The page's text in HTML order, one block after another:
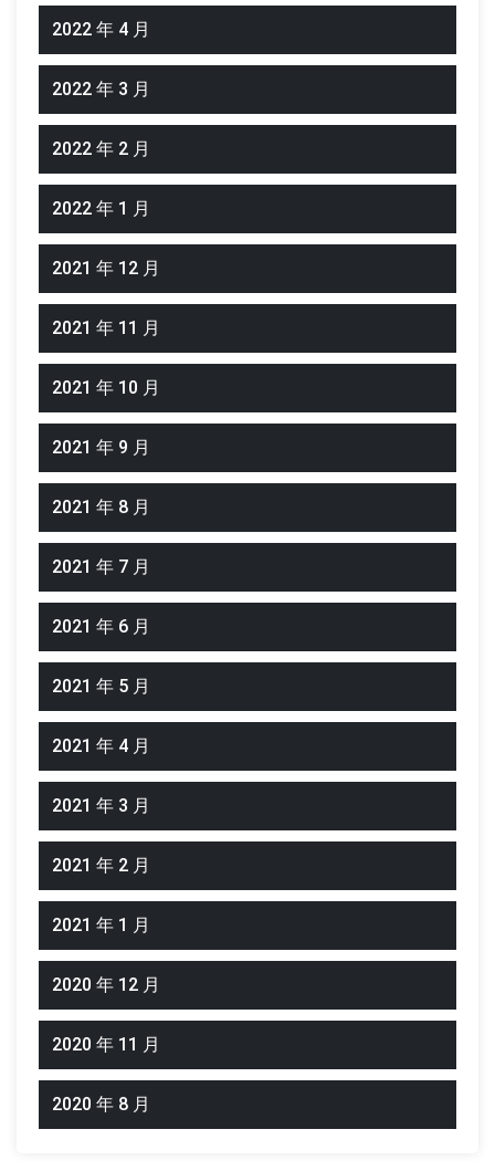
2022 年 4 月
2022 年 3 月
2022 年 2 月
2022 年 1 月
2021 年 12 月
2021 年 11 月
2021 年 10 月
2021 年 9 月
2021 年 8 月
2021 年 7 月
2021 年 6 月
2021 年 5 月
2021 年 4 月
2021 年 3 月
2021 年 2 月
2021 年 1 月
2020 年 12 月
2020 年 11 月
2020 年 8 月